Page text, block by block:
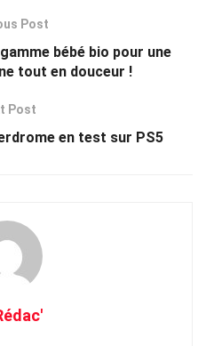
Post
bébé bio pour une
tout en douceur !
Post
en test sur PS5